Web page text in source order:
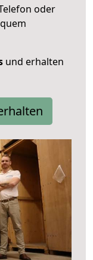
oder
und erhalten